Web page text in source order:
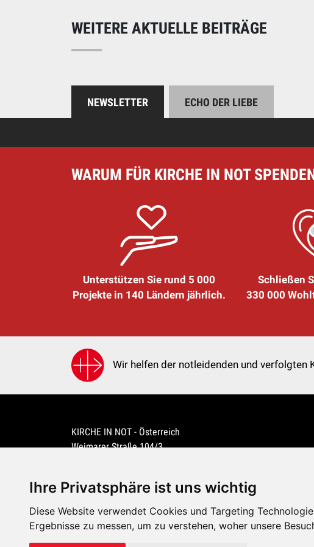
Ihre Privatsphäre ist uns wichtig
Diese Website verwendet Cookies und Targeting
Ergebnisse zu messen, um zu verstehen, woher unsere
WEITERE AKTUELLE BEITRÄGE
NEWSLETTER ECHO DER LIEBE
WARUM FÜR KIRCHE IN NOT
Unterstützen Sie rund 5 000
Projekte in 140 Ländern jährlich.
Schließen
330 000
Wir helfen der notleidenden und verfolgten
KIRCHE IN NOT - Österreich
Weimarer Straße 104/3
kin@kircheinnot.at
KIN weltweit